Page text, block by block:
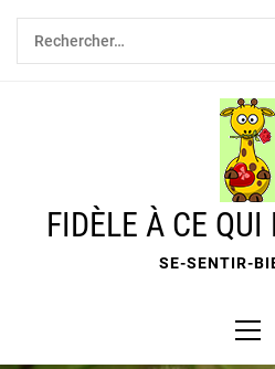
Skip
content
Rechercher :
FIDÈLE À CE
SE-SENTIR-